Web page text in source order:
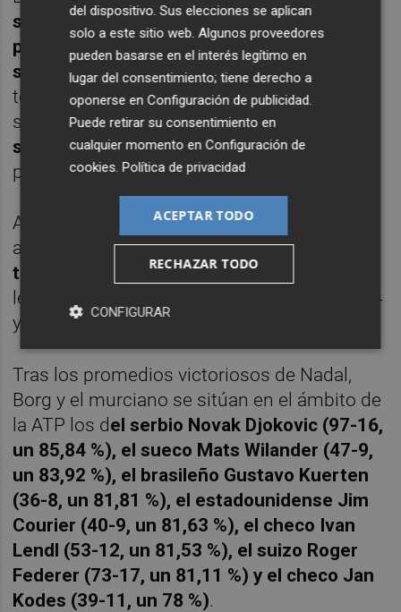
seguidas en sus cinco primeras
participaciones, en las que logró cuatro de
sus 14 títulos en la pista Philippe Chatrier
todo un récord al que ya será muy difícil ya
sólo acercarse. El de Sodertalje,
seis vecesen París, cayó en su cuarto
partido allí.
Alcaraz, por su parte, perdió en el tercero y
ahora tiene
abierta una racha de nueve
triunfos del tirón, los siete con los que
levantó la Copa de los Mosqueteros en 2024
y los dos que acumula en esta edición.
Tras los promedios victoriosos de Nadal,
Borg y el murciano se sitúan en el ámbito de
la ATP los del serbio Novak Djokovic (97-16,
un 85,84 %), el sueco Mats Wilander (47-9,
un 83,92 %), el brasileño Gustavo Kuerten
(36-8, un 81,81 %), el estadounidense Jim
Courier (40-9, un 81,63 %), el checo Ivan
Lendl (53-12, un 81,53 %), el suizo Roger
Federer (73-17, un 81,11 %) y el checo Jan
Kodes (39-11, un 78 %).
del dispositivo. Sus elecciones se aplican
solo a este sitio web. Algunos proveedores
pueden basarse en el interés legítimo en
lugar del consentimiento; tiene derecho a
oponerse enConfiguración de publicidad.
Puede retirar su consentimiento en
cualquier momento enConfiguración de
cookies.Política de privacidad
ACEPTAR TODO
RECHAZAR TODO
CONFIGURAR